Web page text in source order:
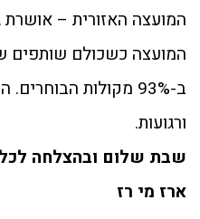
המועצה האזורית – אושרת
המועצה כשכולם שותפים
ב-93% מקולות
ורגועות.
שבת שלום ובהצלחה
ארז מי רז